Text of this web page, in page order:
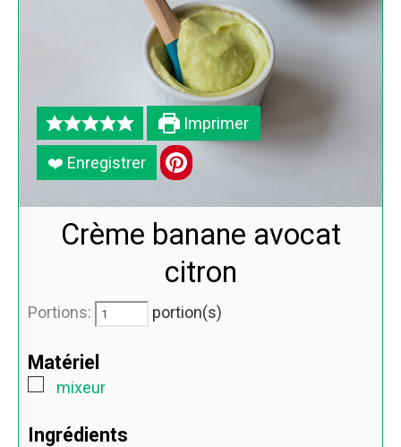
Imprimer
❤️ Enregistrer
Crème banane avocat
citron
Portions: portion(s)
Matériel
mixeur
Ingrédients